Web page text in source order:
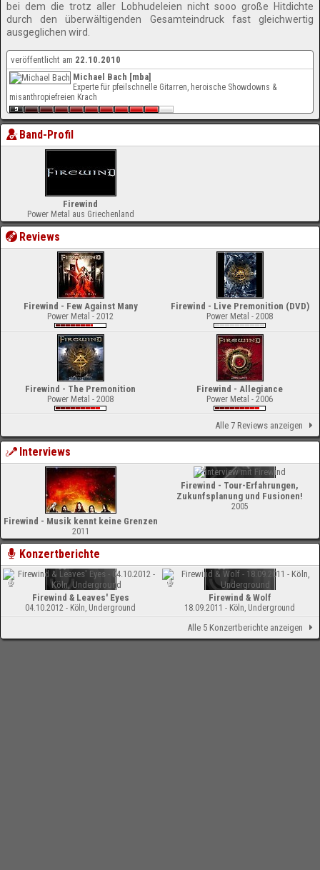
bei dem die trotz aller Lobhudeleien nicht sooo große Hitdichte
durch den überwältigenden Gesamteindruck fast gleichwertig
ausgeglichen wird.
veröffentlicht am 22.10.2010
Michael Bach [mba]
Experte für pfeilschnelle Gitarren, heroische Showdowns &
misanthropiefreien Krach
Band-Profil
Firewind
Power Metal aus Griechenland
Reviews
Firewind - Few Against Many
Power Metal - 2012
Firewind - Live Premonition (DVD)
Power Metal - 2008
Firewind - The Premonition
Power Metal - 2008
Firewind - Allegiance
Power Metal - 2006
Alle 7 Reviews anzeigen
Interviews
Firewind - Musik kennt keine Grenzen
2011
Firewind - Tour-Erfahrungen,
Zukunfsplanung und Fusionen!
2005
Konzertberichte
Firewind & Leaves' Eyes
04.10.2012 - Köln, Underground
Firewind & Wolf
18.09.2011 - Köln, Underground
Alle 5 Konzertberichte anzeigen